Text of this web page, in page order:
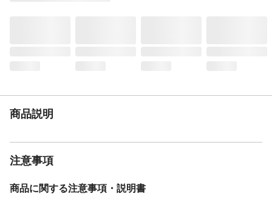
商品説明
注意事項
商品に関する注意事項・説明書